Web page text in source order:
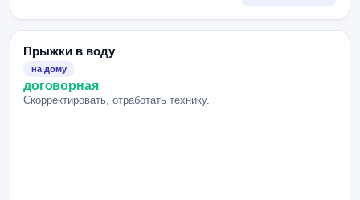
Прыжки в воду
на дому
договорная
Скорректировать, отработать технику.